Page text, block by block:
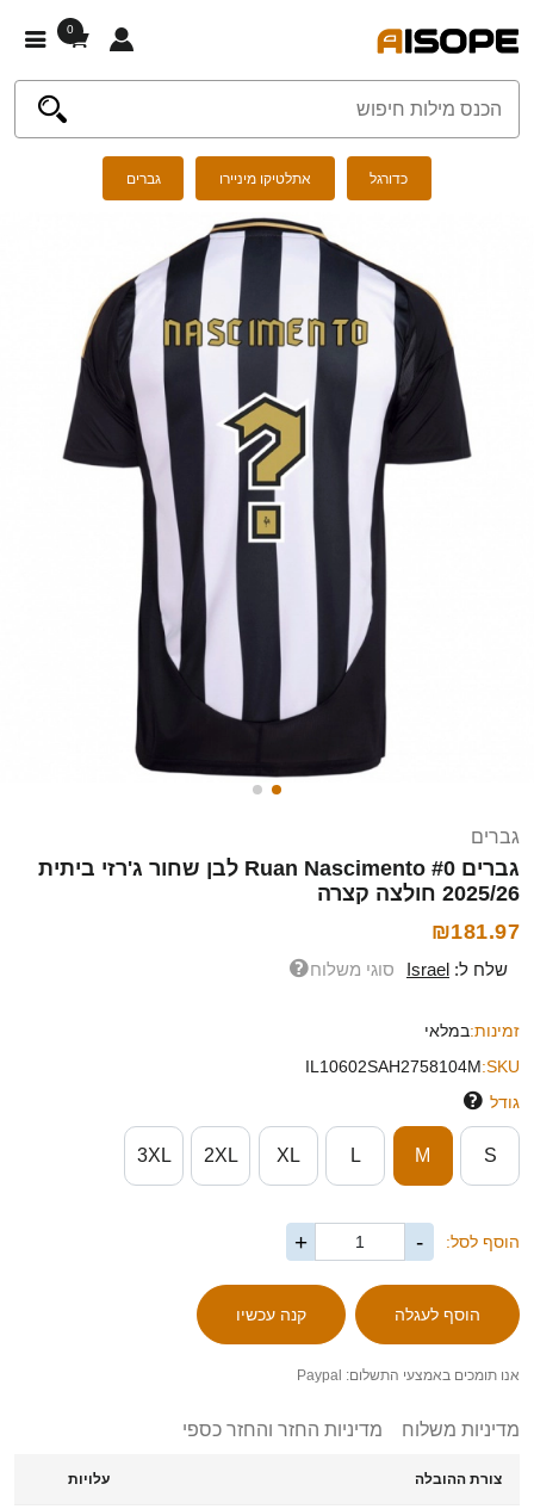
0
כדורגל אתלטיקו מיניירו גברים
גברים
גברים Ruan Nascimento #0 לבן שחור ג'רזי ביתית
2025/26 חולצה קצרה
₪181.97
שלח ל: Israel סוגי משלוח
זמינות:במלאי
SKU:
IL10602SAH2758104M
גודל
S
M
L
XL
2XL
3XL
הוסף לסל: -
+
אנו תומכים באמצעי התשלום: Paypal
מדיניות משלוח מדיניות החזר והחזר כספי
צורת ההובלה עלויות